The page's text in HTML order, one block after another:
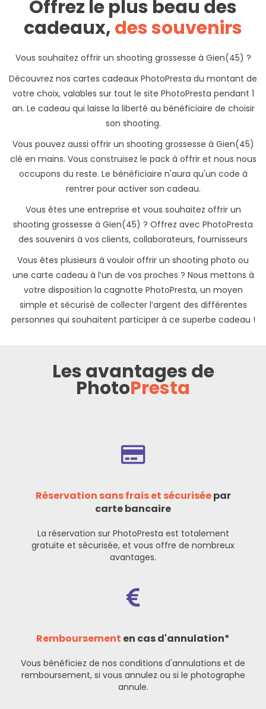
Offrez le plus beau des
cadeaux,des souvenirs
Vous souhaitez offrir un shooting grossesse à Gien(45) ?
Découvrez nos cartes cadeaux PhotoPresta du montant de
votre choix, valables sur tout le site PhotoPresta pendant 1
an. Le cadeau qui laisse la liberté au bénéficiaire de choisir
son shooting.
Vous pouvez aussi offrir un shooting grossesse à Gien(45)
clé en mains. Vous construisez le pack à offrir et nous nous
occupons du reste. Le bénéficiaire n'aura qu'un code à
rentrer pour activer son cadeau.
Vous êtes une entreprise et vous souhaitez offrir un
shooting grossesse à Gien(45) ? Offrez avec PhotoPresta
des souvenirs à vos clients, collaborateurs, fournisseurs
Vous êtes plusieurs à vouloir offrir un shooting photo ou
une carte cadeau à l’un de vos proches ? Nous mettons à
votre disposition la cagnotte PhotoPresta, un moyen
simple et sécurisé de collecter l’argent des différentes
personnes qui souhaitent participer à ce superbe cadeau !
Les avantages de
PhotoPresta
Réservation sans frais et sécuriséepar
carte bancaire
La réservation sur PhotoPresta est totalement
gratuite et sécurisée, et vous offre de nombreux
avantages.
Remboursement en cas d'annulation*
Vous bénéficiez de nos conditions d'annulations et de
remboursement, si vous annulez ou si le photographe
annule.